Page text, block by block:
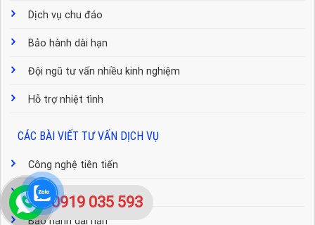
Dịch vụ chu đáo
Bảo hành dài hạn
Đội ngũ tư vấn nhiều kinh nghiệm
Hỗ trợ nhiệt tình
CÁC BÀI VIẾT TƯ VẤN DỊCH VỤ
Công nghệ tiên tiến
Dịch vụ chu đáo
Bảo hành dài hạn
0919 035 593